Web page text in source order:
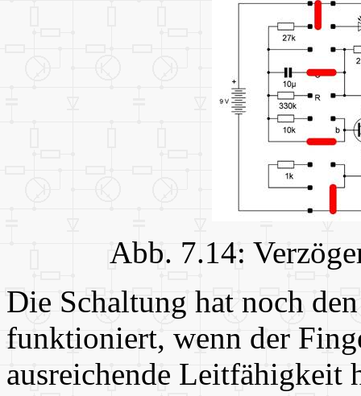
Abb. 7.14:
Die Schaltung hat noch
funktioniert, wenn der
ausreichende Leitfähigkeit